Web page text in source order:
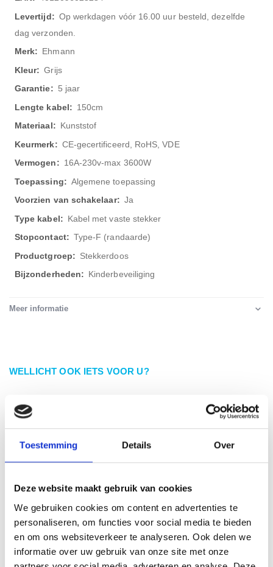
Toestemming Details Over
Deze website maakt gebruik van cookies
We gebruiken cookies om content en advertenties te
personaliseren, om functies voor social media te bieden
en om ons websiteverkeer te analyseren. Ook delen we
informatie over uw gebruik van onze site met onze
Op werkdagen vóór 16.00 uur besteld, dezelfde
dag verzonden.
Ehmann
Grijs
5 jaar
150cm
Kunststof
CE-gecertificeerd, RoHS, VDE
16A-230v-max 3600W
Algemene toepassing
Ja
Kabel met vaste stekker
Type-F (randaarde)
Stekkerdoos
Kinderbeveiliging
Meer informatie
WELLICHT OOK IETS VOOR U?